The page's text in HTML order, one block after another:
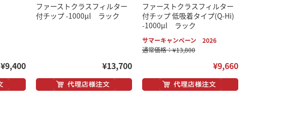
¥9,400
ファーストクラスフィルター
付チップ -1000μl ラック
¥13,700
ファーストクラスフィルター
付チップ 低吸着タイプ(Q-Hi)
-1000μl ラック
サマーキャンペーン 2026
通常価格：¥13,800
¥9,660